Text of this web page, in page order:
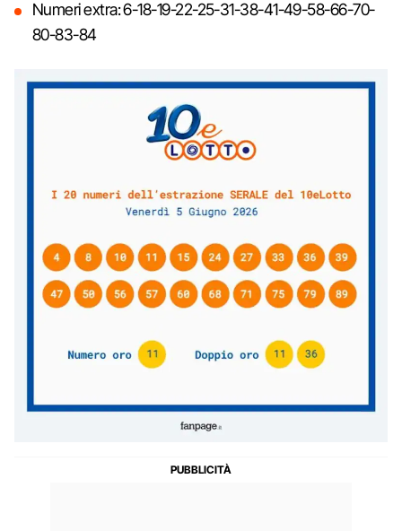
Numeri extra: 6-18-19-22-25-31-38-41-49-58-66-70-
80-83-84